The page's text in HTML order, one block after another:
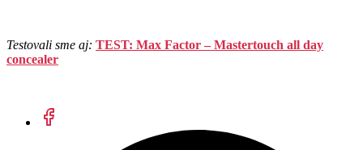
Testovali sme aj: TEST: Max Factor – Mastertouch all day
concealer